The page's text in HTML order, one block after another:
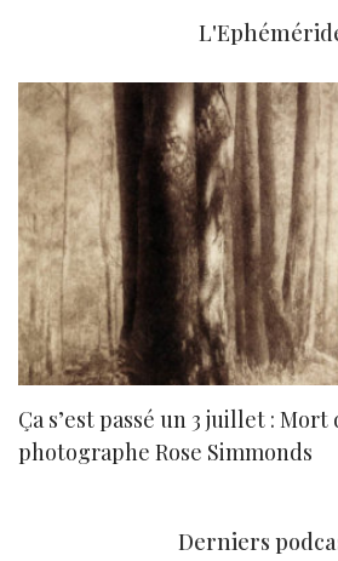
Ça s’est passé un 3 juillet : Mort
photographe Rose Simmonds
Derniers